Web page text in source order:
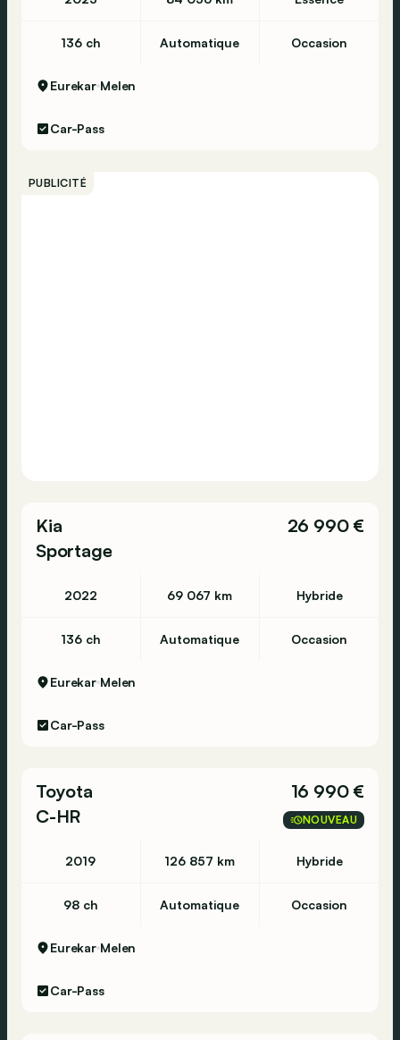
136 ch Automatique Occasion
Eurekar Melen
Car-Pass
PUBLICITÉ
Kia
Sportage
26 990 €
2022 69 067 km Hybride
136 ch Automatique Occasion
Eurekar Melen
Car-Pass
Toyota
C-HR
16 990 €
NOUVEAU
2019 126 857 km Hybride
98 ch Automatique Occasion
Eurekar Melen
Car-Pass